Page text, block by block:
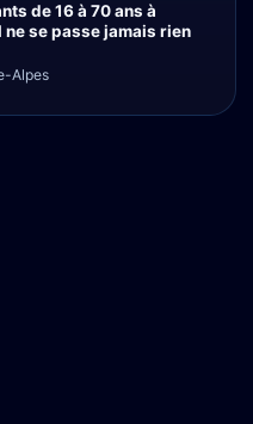
de 16 à 70 ans à
ne se passe jamais rien
Alpes